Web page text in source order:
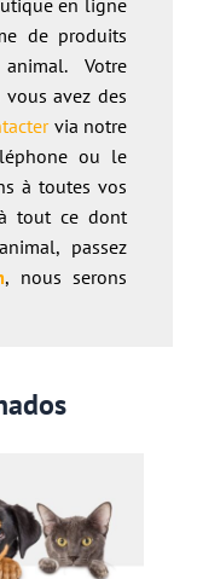
de produits
Votre
avez des
via notre
ou le
à toutes vos
tout ce dont
passez
, nous serons